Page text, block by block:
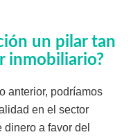
un pilar tan
inmobiliario?
anterior, podríamos
en el sector
a favor del